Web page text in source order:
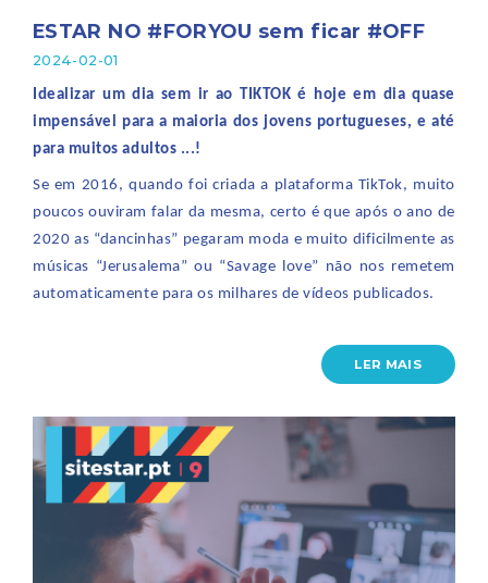
ESTAR NO #FORYOU sem ficar #OFF
2024-02-01
Idealizar um dia sem ir ao TIKTOK é hoje em dia quase
impensável para a maioria dos jovens portugueses, e até
para muitos adultos ...!
Se em 2016, quando foi criada a plataforma TikTok, muito
poucos ouviram falar da mesma, certo é que após o ano de
2020 as “dancinhas” pegaram moda e muito dificilmente as
músicas “Jerusalema” ou “Savage love” não nos remetem
automaticamente para os milhares de vídeos publicados.
LER MAIS